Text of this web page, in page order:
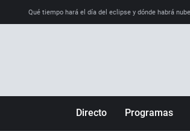
Qué tiempo hará el día del eclipse y dónde habrá
Directo Programas